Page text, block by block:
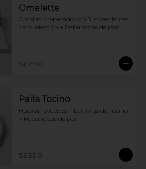
Omelette
Omellet preparado con 3 ingredientes
de tu elección + Rebanadas de pan
$6.490
Paila Tocino
Huevos revueltos + Laminas de Tocino
+ Rebanadas de pan
$6.990